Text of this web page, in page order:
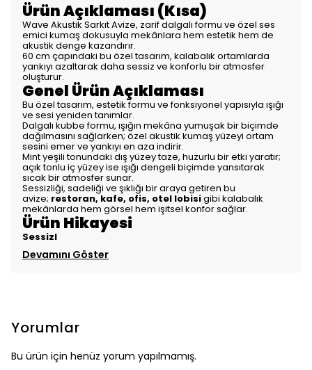
Ürün Açıklaması (Kısa)
Wave Akustik Sarkıt Avize, zarif dalgalı formu ve özel ses
emici kumaş dokusuyla mekânlara hem estetik hem de
akustik denge kazandırır.
60 cm çapındaki bu özel tasarım, kalabalık ortamlarda
yankıyı azaltarak daha sessiz ve konforlu bir atmosfer
oluşturur.
Genel Ürün Açıklaması
Bu özel tasarım, estetik formu ve fonksiyonel yapısıyla ışığı
ve sesi yeniden tanımlar.
Dalgalı kubbe formu, ışığın mekâna yumuşak bir biçimde
dağılmasını sağlarken; özel akustik kumaş yüzeyi ortam
sesini emer ve yankıyı en aza indirir.
Mint yeşili tonundaki dış yüzey taze, huzurlu bir etki yaratır;
açık tonlu iç yüzey ise ışığı dengeli biçimde yansıtarak
sıcak bir atmosfer sunar.
Sessizliği, sadeliği ve şıklığı bir araya getiren bu
avize; restoran, kafe, ofis, otel lobisigibi kalabalık
mekânlarda hem görsel hem işitsel konfor sağlar.
Ürün Hikayesi
Sessizl
Devamını Göster
Yorumlar
Bu ürün için henüz yorum yapılmamış.